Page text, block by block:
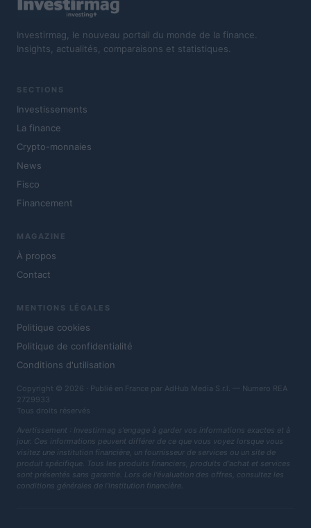
Investirmag, le nouveau portail du monde de la finance.
Insights, actualités, comparaisons et statistiques.
SECTIONS
Investissements
La finance
Crypto-monnaies
News
Fisco
Financement
MAGAZINE
À propos
Contact
MENTIONS LÉGALES
Politique cookies
Politique de confidentialité
Conditions d'utilisation
Copyright © 2026 · Publié en France par AdHub Media S.r.l. — Numero REA
2729933
Tous droits réservés
Avertissement : Investirmag s'engage à garder vos informations exactes et à
jour. Ces informations peuvent différer de ce que vous voyez lorsque vous
visitez une institution financière, un fournisseur de services ou un site de
produit spécifique. Tous les produits financiers, produits d'achat et services
sont présentés sans garantie. Lors de l'évaluation des offres, consultez les
conditions générales de l'institution financière.